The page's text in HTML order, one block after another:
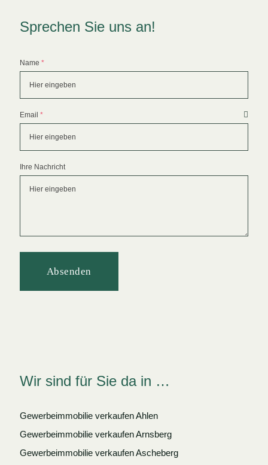
Sprechen Sie uns an!
Formular überspringen
Name *
Email *
Ihre Nachricht
Absenden
Wir sind für Sie da in …
Gewerbeimmobilie verkaufen Ahlen
Gewerbeimmobilie verkaufen Arnsberg
Gewerbeimmobilie verkaufen Ascheberg